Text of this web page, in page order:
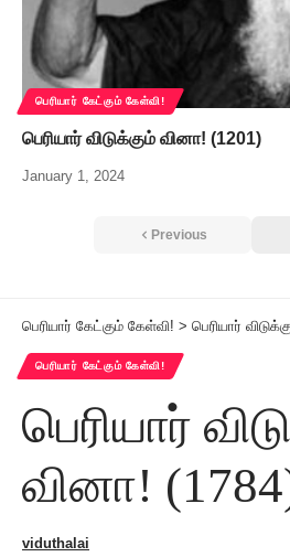
பெரியார் கேட்கும் கேள்வி!
பெரியார் விடுக்கும் வினா! (1201)
January 1, 2024
Previous
பெரியார் கேட்கும் கேள்வி! > பெரியார்
பெரியார் கேட்கும் கேள்வி!
பெரியார்
வினா!
viduthalai